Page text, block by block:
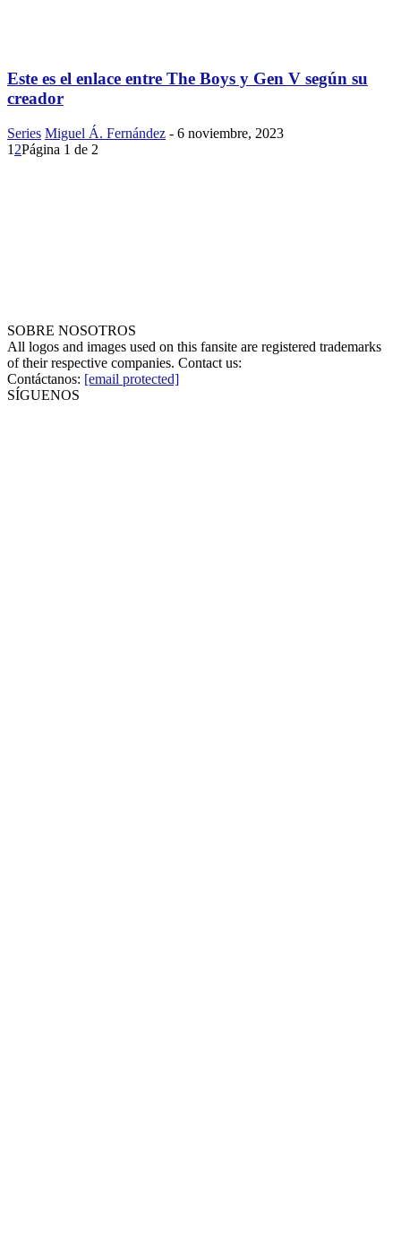
Este es el enlace entre The Boys y Gen V según su
creador
Series Miguel Á. Fernández - 6 noviembre, 2023
1 2Página 1 de 2
SOBRE NOSOTROS
All logos and images used on this fansite are registered trademarks
of their respective companies. Contact us:
Contáctanos: [email protected]
SÍGUENOS